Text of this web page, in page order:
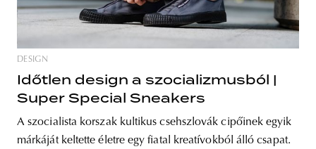
DESIGN
Időtlen design a szocializmusból |
Super Special Sneakers
A szocialista korszak kultikus csehszlovák cipőinek egyik
márkáját keltette életre egy fiatal kreatívokból álló csapat.